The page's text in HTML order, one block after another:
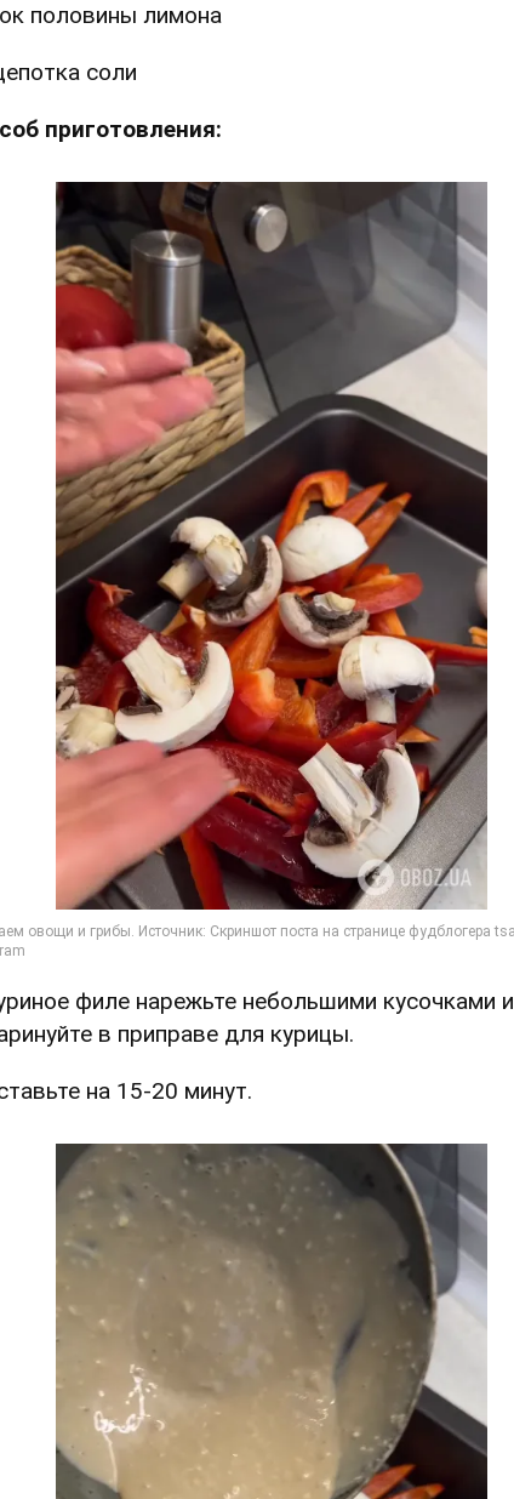
половины лимона
соли
приготовления:
филе нарежьте небольшими кусочками и
в приправе для курицы.
на 15-20 минут.